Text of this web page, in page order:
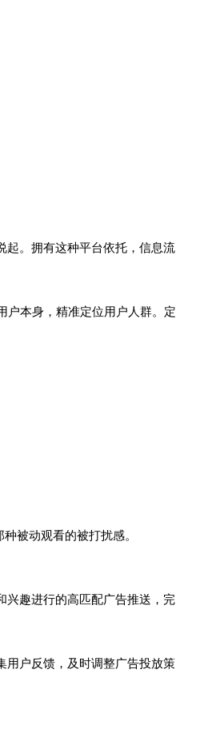
起。拥有这种平台依托，信息流
户本身，精准定位用户人群。定
被动观看的被打扰感。
兴趣进行的高匹配广告推送，完
用户反馈，及时调整广告投放策